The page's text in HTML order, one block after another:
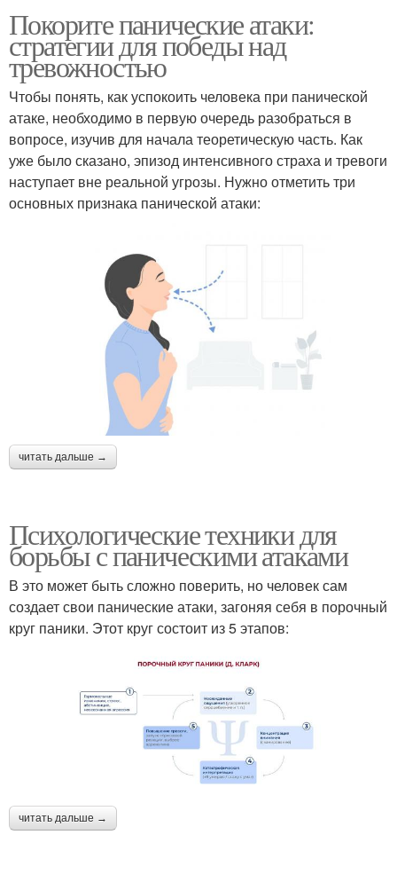
Покорите панические атаки:
стратегии для победы над
тревожностью
Чтобы понять, как успокоить человека при панической
атаке, необходимо в первую очередь разобраться в
вопросе, изучив для начала теоретическую часть. Как
уже было сказано, эпизод интенсивного страха и тревоги
наступает вне реальной угрозы. Нужно отметить три
основных признака панической атаки:
читать дальше →
Психологические техники для
борьбы с паническими атаками
В это может быть сложно поверить, но человек сам
создает свои панические атаки, загоняя себя в порочный
круг паники. Этот круг состоит из 5 этапов:
читать дальше →